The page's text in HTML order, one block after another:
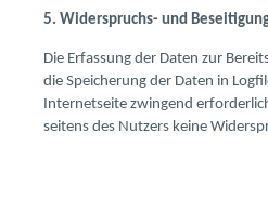
5. Widerspruchs- und
Die Erfassung der Daten zur
die Speicherung der Daten in
Internetseite zwingend
seitens des Nutzers keine